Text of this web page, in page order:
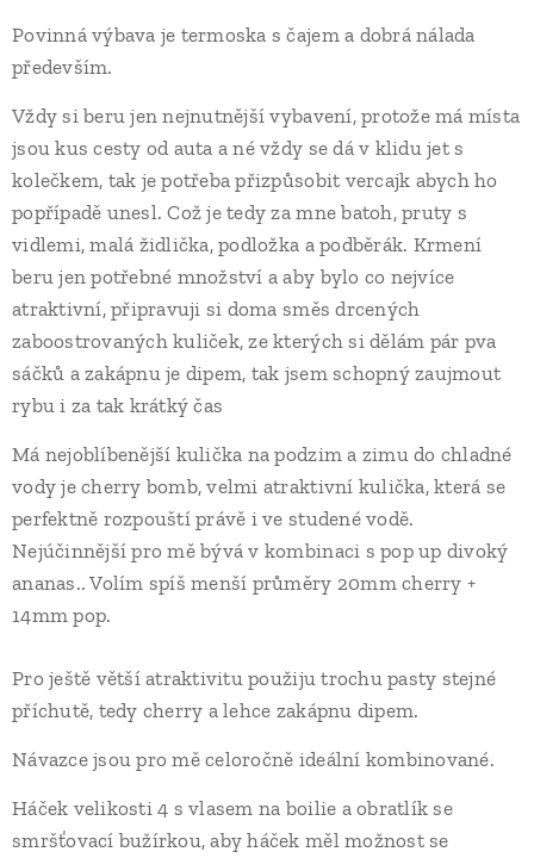
Povinná výbava je termoska s čajem a dobrá nálada
především.
Vždy si beru jen nejnutnější vybavení, protože má místa
jsou kus cesty od auta a né vždy se dá v klidu jet s
kolečkem, tak je potřeba přizpůsobit vercajk abych ho
popřípadě unesl. Což je tedy za mne batoh, pruty s
vidlemi, malá židlička, podložka a podběrák. Krmení
beru jen potřebné množství a aby bylo co nejvíce
atraktivní, připravuji si doma směs drcených
zaboostrovaných kuliček, ze kterých si dělám pár pva
sáčků a zakápnu je dipem, tak jsem schopný zaujmout
rybu i za tak krátký čas
Má nejoblíbenější kulička na podzim a zimu do chladné
vody je cherry bomb, velmi atraktivní kulička, která se
perfektně rozpouští právě i ve studené vodě.
Nejúčinnější pro mě bývá v kombinaci s pop up divoký
ananas.. Volím spíš menší průměry 20mm cherry +
14mm pop.
Pro ještě větší atraktivitu použiju trochu pasty stejné
příchutě, tedy cherry a lehce zakápnu dipem.
Návazce jsou pro mě celoročně ideální kombinované.
Háček velikosti 4 s vlasem na boilie a obratlík se
smršťovací bužírkou, aby háček měl možnost se